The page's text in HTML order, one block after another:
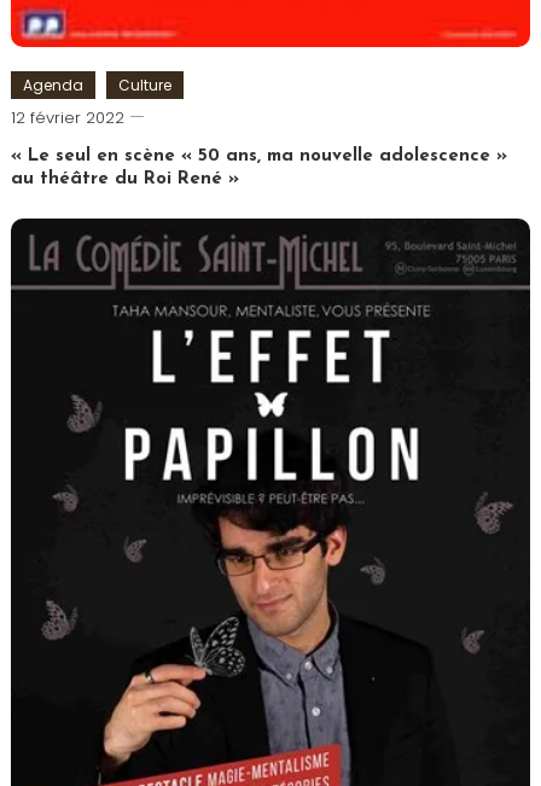
Agenda Culture
12 février 2022
Cédric
Cilia
« Le seul en scène « 50 ans, ma nouvelle adolescence »
au théâtre du Roi René »